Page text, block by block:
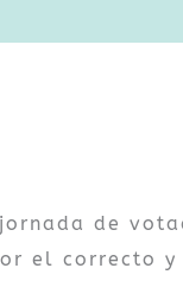
de
el correcto y